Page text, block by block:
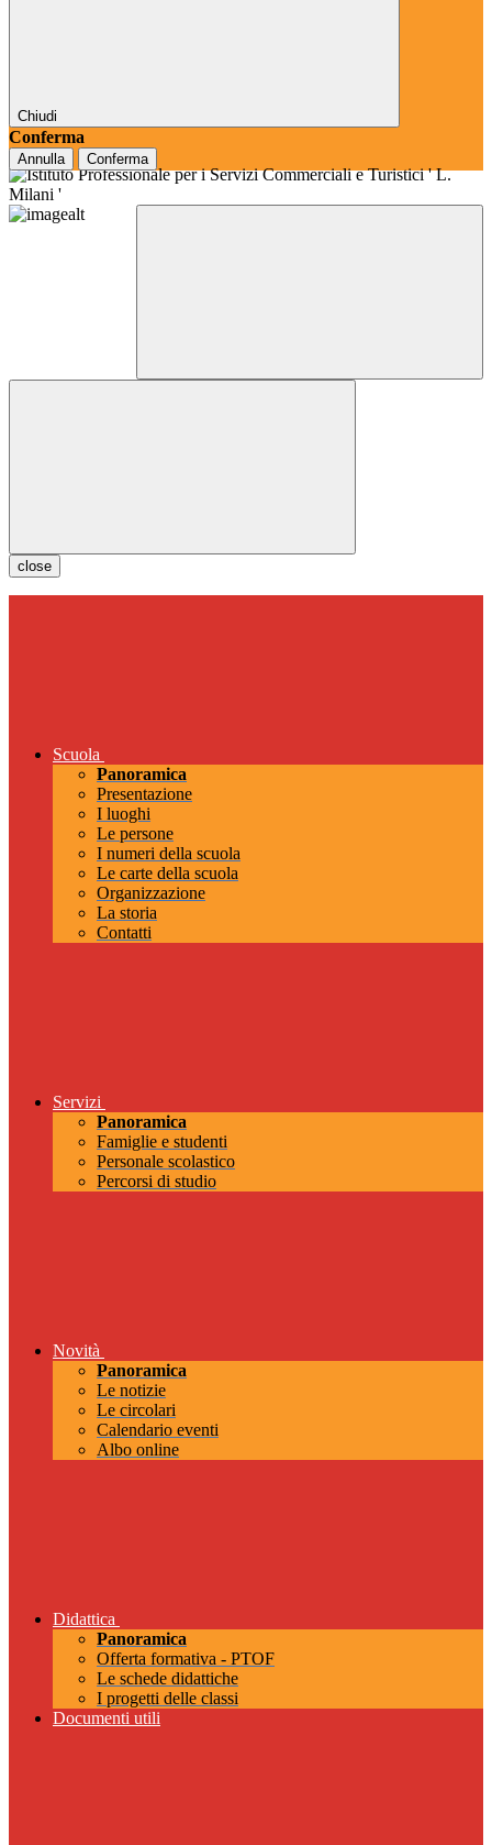
Chiudi
Conferma
Annulla Conferma
close
Scuola
Panoramica
Presentazione
I luoghi
Le persone
I numeri della scuola
Le carte della scuola
Organizzazione
La storia
Contatti
Servizi
Panoramica
Famiglie e studenti
Personale scolastico
Percorsi di studio
Novità
Panoramica
Le notizie
Le circolari
Calendario eventi
Albo online
Didattica
Panoramica
Offerta formativa - PTOF
Le schede didattiche
I progetti delle classi
Documenti utili